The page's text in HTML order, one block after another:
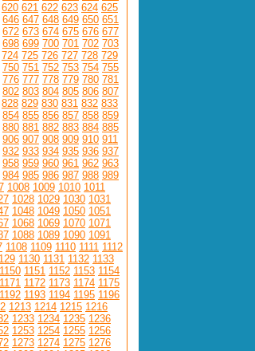
620 621 622 623 624 625
646 647 648 649 650 651
672 673 674 675 676 677
698 699 700 701 702 703
724 725 726 727 728 729
750 751 752 753 754 755
776 777 778 779 780 781
802 803 804 805 806 807
828 829 830 831 832 833
854 855 856 857 858 859
880 881 882 883 884 885
906 907 908 909 910 911
932 933 934 935 936 937
958 959 960 961 962 963
984 985 986 987 988 989
1008 1009 1010 1011
1028 1029 1030 1031
1048 1049 1050 1051
1068 1069 1070 1071
1088 1089 1090 1091
1108 1109 1110 1111 1112
1130 1131 1132 1133
1150 1151 1152 1153 1154
1171 1172 1173 1174 1175
1192 1193 1194 1195 1196
1213 1214 1215 1216
1233 1234 1235 1236
1253 1254 1255 1256
1273 1274 1275 1276